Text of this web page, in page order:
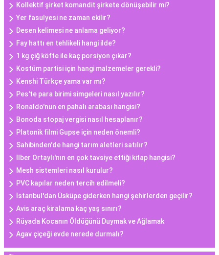
Kollektif şirket komandit şirkete dönüşebilir mi?
Yer fasulyesi ne zaman ekilir?
Desen kelimesi ne anlama geliyor?
Fay hattı en tehlikeli hangi ilde?
1 kg çiğ köfte ile kaç porsiyon çıkar?
Kostüm partisi için hangi malzemeler gerekli?
Kenshi Türkçe yama var mı?
Pes'te para birimi simgeleri nasıl yazılır?
Ronaldo'nun en pahalı arabası hangisi?
Bonoda stopaj vergisi nasıl hesaplanır?
Platonik filmi Gupse için neden önemli?
Sahibinden'de hangi tarım aletleri satılır?
İlber Ortaylı'nın en çok tavsiye ettiği kitap hangisi?
Mesh sistemleri nasıl kurulur?
PVC kapılar neden tercih edilmeli?
İstanbul'dan Üsküpe giderken hangi şehirlerden geçilir?
Avis araç kiralama kaç yaş sınırı?
Rüyada Kocanın Öldüğünü Duymak ve Ağlamak
Agav çiçeği evde nerede durmalı?